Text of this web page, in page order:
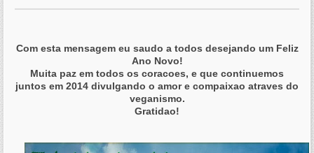
Com esta mensagem eu saudo a todos desejando um Feliz
Ano Novo!
Muita paz em todos os coracoes, e que continuemos
juntos em 2014 divulgando o amor e compaixao atraves do
veganismo.
Gratidao!